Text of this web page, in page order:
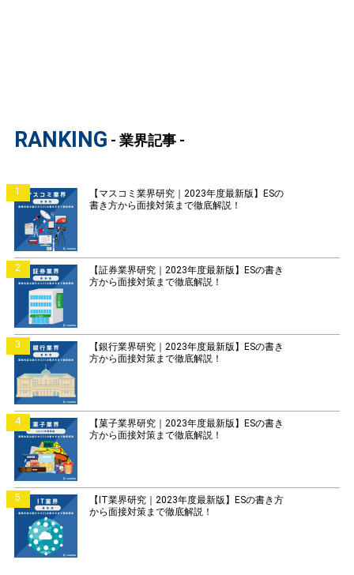
RANKING - 業界記事 -
1
【マスコミ業界研究｜2023年度最新版】ESの
書き方から面接対策まで徹底解説！
2
【証券業界研究｜2023年度最新版】ESの書き
方から面接対策まで徹底解説！
3
【銀行業界研究｜2023年度最新版】ESの書き
方から面接対策まで徹底解説！
4
【菓子業界研究｜2023年度最新版】ESの書き
方から面接対策まで徹底解説！
5
【IT業界研究｜2023年度最新版】ESの書き方
から面接対策まで徹底解説！